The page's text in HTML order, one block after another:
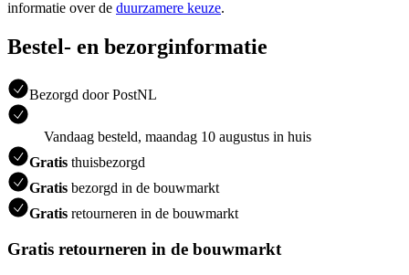
informatie over de duurzamere keuze.
Bestel- en bezorginformatie
Bezorgd door PostNL
Vandaag besteld, maandag 10 augustus in huis
Gratis thuisbezorgd
Gratis bezorgd in de bouwmarkt
Gratis retourneren in de bouwmarkt
Gratis retourneren in de bouwmarkt